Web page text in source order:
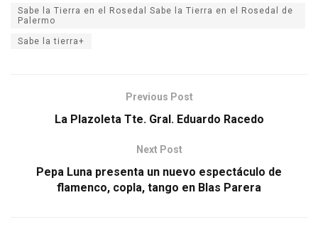
Sabe la Tierra en el Rosedal Sabe la Tierra en el Rosedal de
Palermo
Sabe la tierra+
Previous Post
La Plazoleta Tte. Gral. Eduardo Racedo
Next Post
Pepa Luna presenta un nuevo espectáculo de
flamenco, copla, tango en Blas Parera